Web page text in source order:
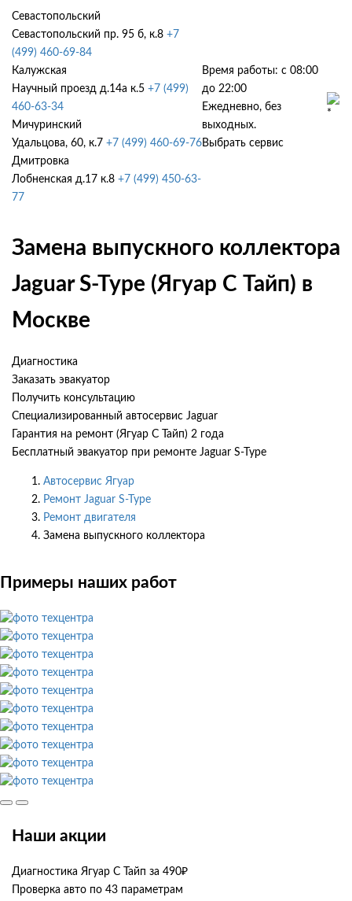
Севастопольский
Севастопольский пр. 95 б, к.8 +7
(499) 460-69-84
Калужская
Научный проезд д.14а к.5 +7 (499)
460-63-34
Мичуринский
Удальцова, 60, к.7 +7 (499) 460-69-76
Дмитровка
Лобненская д.17 к.8 +7 (499) 450-63-
77
Время работы: с 08:00
до 22:00
Ежедневно, без
выходных.
Выбрать сервис
Замена выпускного коллектора
Jaguar S-Type (Ягуар С Тайп) в
Москве
Диагностика
Заказать эвакуатор
Получить консультацию
Специализированный автосервис Jaguar
Гарантия на ремонт (Ягуар С Тайп) 2 года
Бесплатный эвакуатор при ремонте Jaguar S-Type
Автосервис Ягуар
Ремонт Jaguar S-Type
Ремонт двигателя
Замена выпускного коллектора
Примеры наших работ
Наши акции
Диагностика Ягуар С Тайп за 490₽
Проверка авто по 43 параметрам